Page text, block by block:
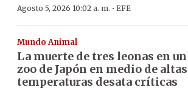
Agosto 5, 2026 10:02 a. m. · EFE
Mundo Animal
La muerte de tres leonas en un
zoo de Japón en medio de altas
temperaturas desata críticas